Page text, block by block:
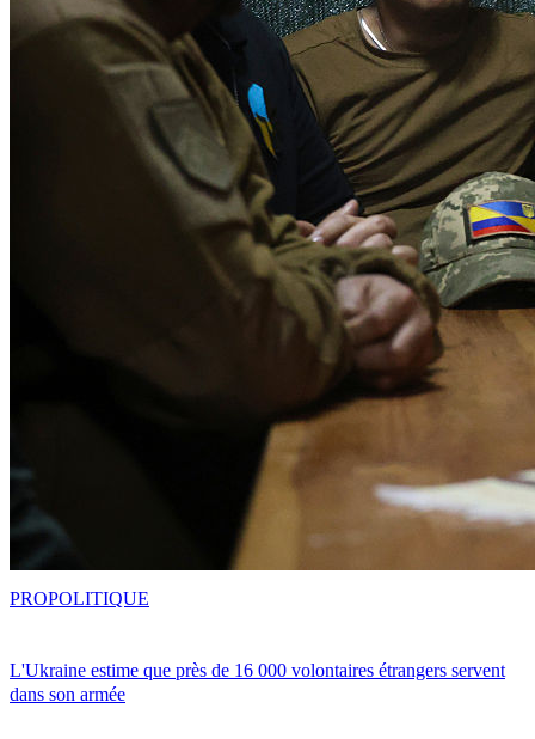
L'Ukraine estime que près de 16 000 volontaires étrangers servent
dans son armée
PROPOLITIQUE